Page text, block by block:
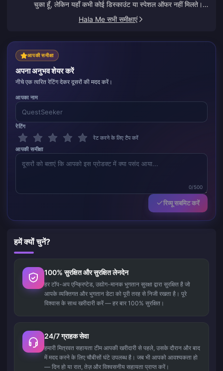
चुका हूँ, लेकिन यहाँ कभी कोई डिस्काउंट या स्पेशल ऑफर नहीं मिलते।
अन्य प्लेटफॉर्म कूपन या कैशबैक देते हैं। वफादार ग्राहकों के लिए कोई
Hala Me सभी समीक्षाएं
आपकी समीक्षा
अपना अनुभव शेयर करें
नीचे एक त्वरित रेटिंग देकर दूसरों की मदद करें।
आपका नाम
रेटिंग
रेट करने के लिए टैप करें
आपकी समीक्षा
0/500
रिव्यू सबमिट करें
हमें क्यों चुनें?
100% सुरक्षित और सुरक्षित लेनदेन
हर टॉप-अप एन्क्रिप्टेड, उद्योग-मानक भुगतान सुरक्षा द्वारा सुरक्षित है जो
आपके व्यक्तिगत और भुगतान डेटा को पूरी तरह से निजी रखता है। पूरे
विश्वास के साथ खरीदारी करें — हर बार 100% सुरक्षित।
24/7 ग्राहक सेवा
हमारी मित्रवत सहायता टीम आपकी खरीदारी से पहले, उसके दौरान और बाद
में मदद करने के लिए चौबीसों घंटे उपलब्ध है। जब भी आपको आवश्यकता हो
— दिन हो या रात, तेज़ और विश्वसनीय सहायता प्राप्त करें।